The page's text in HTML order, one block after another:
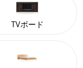
TVボード